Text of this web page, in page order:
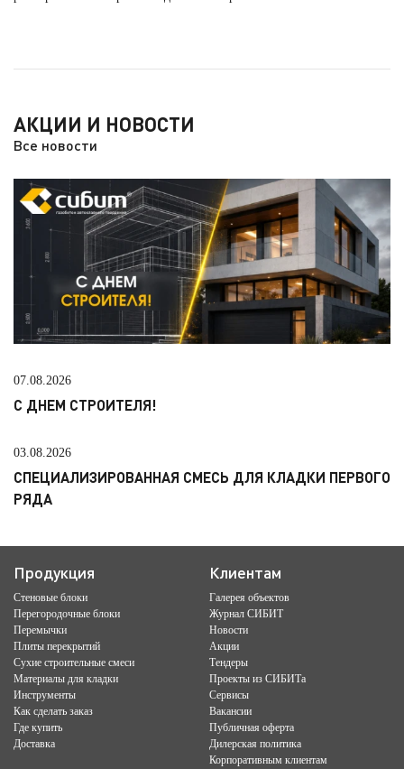
АКЦИИ И НОВОСТИ
Все новости
07.08.2026
С ДНЕМ СТРОИТЕЛЯ!
03.08.2026
СПЕЦИАЛИЗИРОВАННАЯ СМЕСЬ ДЛЯ КЛАДКИ ПЕРВОГО
РЯДА
Продукция
Стеновые блоки
Перегородочные блоки
Перемычки
Плиты перекрытий
Сухие строительные смеси
Материалы для кладки
Инструменты
Как сделать заказ
Где купить
Доставка
Клиентам
Галерея объектов
Журнал СИБИТ
Новости
Акции
Тендеры
Проекты из СИБИТа
Сервисы
Вакансии
Публичная оферта
Дилерская политика
Корпоративным клиентам